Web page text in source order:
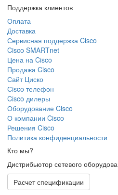
Поддержка клиентов
Оплата
Доставка
Сервисная поддержка Cisco
Cisco SMARTnet
Цена на Cisco
Продажа Cisco
Сайт Циско
Сisco телефон
Cisco дилеры
Оборудование Cisco
О компании Cisco
Решения Cisco
Политика конфиденциальности
Кто мы?
Дистрибьютор сетевого
Расчет спецификации